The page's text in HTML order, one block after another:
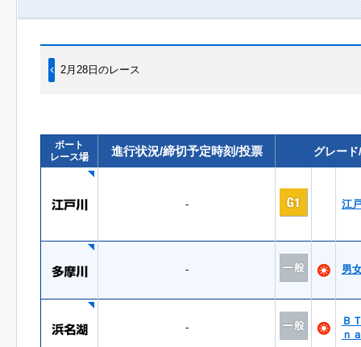
2月28日のレース
ボート
レース場
進行状況/締切予定時刻/投票 グレー
- 江
- 男
-
Ｂ
ｎ